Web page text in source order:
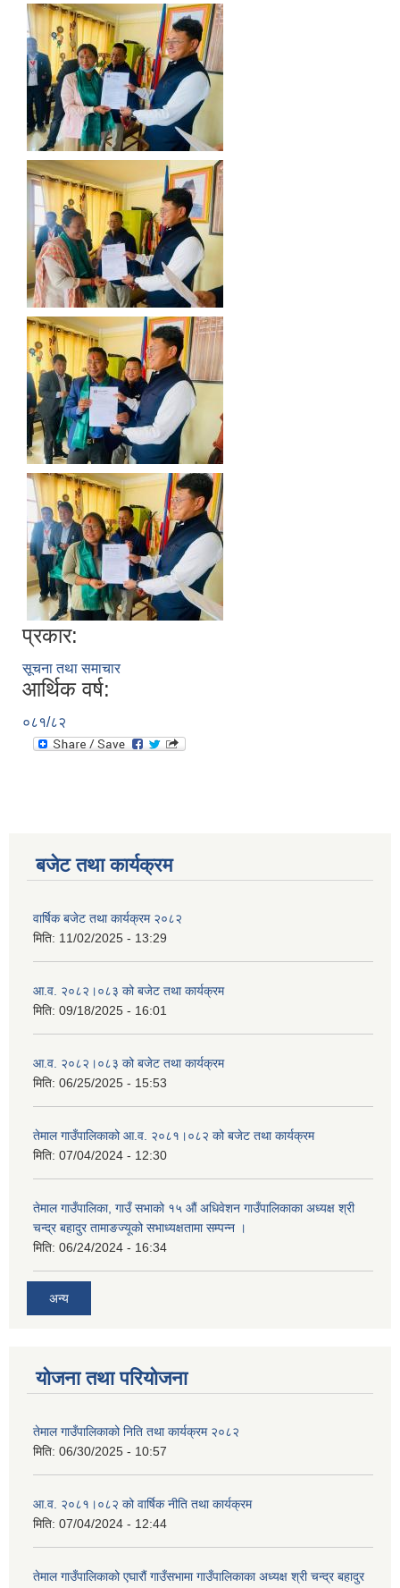
प्रकार:
सूचना तथा समाचार
आर्थिक वर्ष:
०८१/८२
बजेट तथा कार्यक्रम
वार्षिक बजेट तथा कार्यक्रम २०८२
मिति: 11/02/2025 - 13:29
आ.व. २०८२।०८३ को बजेट तथा कार्यक्रम
मिति: 09/18/2025 - 16:01
आ.व. २०८२।०८३ को बजेट तथा कार्यक्रम
मिति: 06/25/2025 - 15:53
तेमाल गाउँपालिकाको आ.व. २०८१।०८२ को बजेट तथा कार्यक्रम
मिति: 07/04/2024 - 12:30
तेमाल गाउँपालिका, गाउँ सभाको १५ औं अधिवेशन गाउँपालिकाका अध्यक्ष श्री
चन्द्र बहादुर तामाङज्यूको सभाध्यक्षतामा सम्पन्न ।
मिति: 06/24/2024 - 16:34
अन्य
योजना तथा परियोजना
तेमाल गाउँपालिकाको निति तथा कार्यक्रम २०८२
मिति: 06/30/2025 - 10:57
आ.व. २०८१।०८२ को वार्षिक नीति तथा कार्यक्रम
मिति: 07/04/2024 - 12:44
तेमाल गाउँपालिकाको एघारौं गाउँसभामा गाउँपालिकाका अध्यक्ष श्री चन्द्र बहादुर